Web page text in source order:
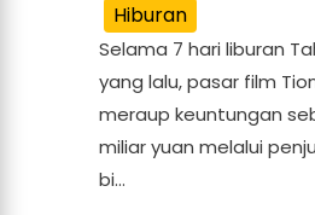
Hiburan
Selama 7 hari liburan
yang lalu, pasar film
meraup keuntungan
miliar yuan melalui
bi...